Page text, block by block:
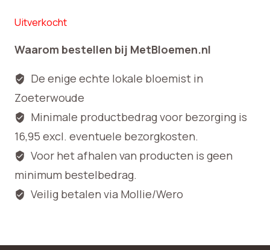
Uitverkocht
Waarom bestellen bij MetBloemen.nl
De enige echte lokale bloemist in
Zoeterwoude
Minimale productbedrag voor bezorging is
16,95 excl. eventuele bezorgkosten.
Voor het afhalen van producten is geen
minimum bestelbedrag.
Veilig betalen via Mollie/Wero